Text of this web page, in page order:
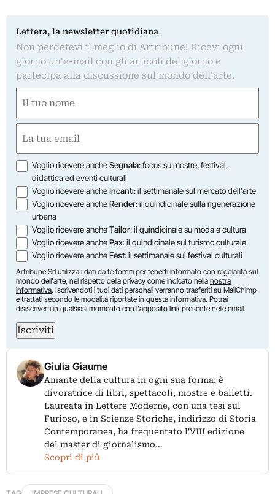
Lettera, la newsletter quotidiana
Non perdetevi il meglio di Artribune! Ricevi ogni
giorno un'e-mail con gli articoli del giorno e
partecipa alla discussione sul mondo dell'arte.
(Obbligatorio)
(Obbligatorio)
Opzioni
Voglio ricevere ancheSegnala: focus su mostre, festival,
didattica ed eventi culturali
Voglio ricevere ancheIncanti: il settimanale sul mercato dell'arte
Voglio ricevere ancheRender: il quindicinale sulla rigenerazione
urbana
Voglio ricevere ancheTailor: il quindicinale su moda e cultura
Voglio ricevere anchePax: il quindicinale sul turismo culturale
Voglio ricevere ancheFest: il settimanale sui festival culturali
Artribune Srl utilizza i dati da te forniti per tenerti informato con regolarità sul
mondo dell'arte, nel rispetto della privacy come indicato nella nostra
informativa. Iscrivendoti i tuoi dati personali verranno trasferiti su MailChimp
e trattati secondo le modalità riportate in questa informativa. Potrai
disiscriverti in qualsiasi momento con l'apposito link presente nelle email.
Iscriviti
Giulia Giaume
Amante della cultura in ogni sua forma, è
divoratrice di libri, spettacoli, mostre e balletti.
Laureata in Lettere Moderne, con una tesi sul
Furioso, e in Scienze Storiche, indirizzo di Storia
Contemporanea, ha frequentato l'VIII edizione
del master di giornalismo…
Scopri di più